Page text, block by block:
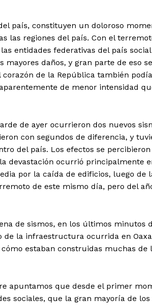
enlazadas
país, constituyen un doloroso
las regiones del país. Con el
entidades federativas del país
daños, y gran parte de eso
de la República también
de menor intensidad
de ayer ocurrieron dos nuevos
con segundos de diferencia, y
del país. Los efectos se
devastación ocurrió principalmente
por la caída de edificios, luego de
de este mismo día, pero del
de sismos, en los últimos minutos
la infraestructura ocurrida en
estaban construidas muchas de
apuntamos que desde el primer
sociales, que la gran mayoría de